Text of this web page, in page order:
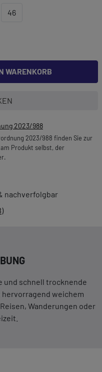
46
WARENKORB
2023/988
2023/988 finden Sie zur
Produkt selbst, der
nachverfolgbar
)
und schnell trocknende
weichem
Wanderungen oder